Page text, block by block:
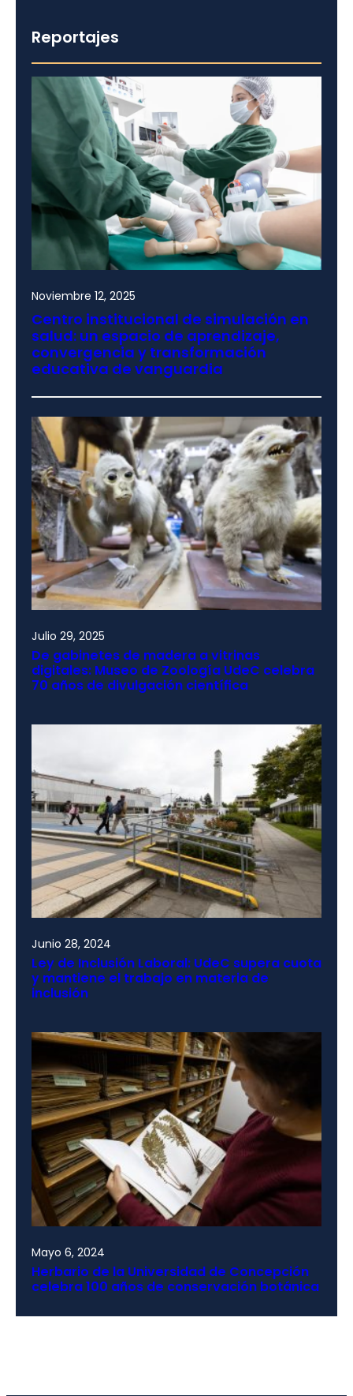
Reportajes
Noviembre 12, 2025
Centro institucional de simulación en
salud: un espacio de aprendizaje,
convergencia y transformación
educativa de vanguardia
Julio 29, 2025
De gabinetes de madera a vitrinas
digitales: Museo de Zoología UdeC celebra
70 años de divulgación científica
Junio 28, 2024
Ley de Inclusión Laboral: UdeC supera cuota
y mantiene el trabajo en materia de
inclusión
Mayo 6, 2024
Herbario de la Universidad de Concepción
celebra 100 años de conservación botánica